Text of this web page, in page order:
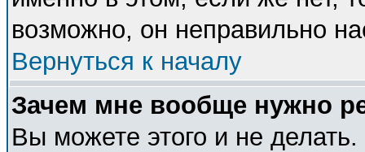
возможно, он неправильно
Вернуться к началу
Зачем мне вообще нужно
Вы можете этого и не делать.